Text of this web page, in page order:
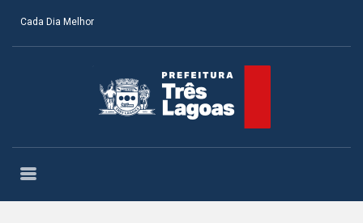
Cada Dia Melhor